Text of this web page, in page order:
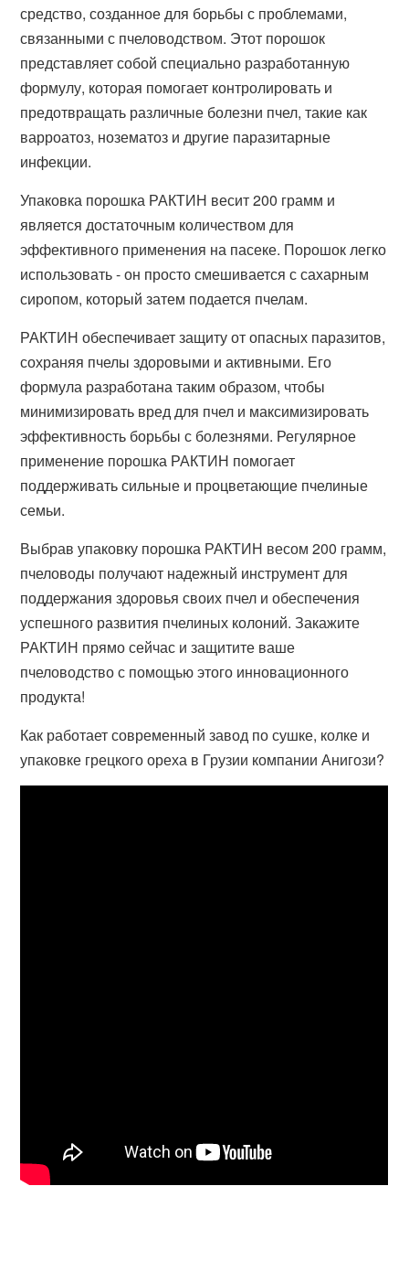
средство, созданное для борьбы с проблемами,
связанными с пчеловодством. Этот порошок
представляет собой специально разработанную
формулу, которая помогает контролировать и
предотвращать различные болезни пчел, такие как
варроатоз, нозематоз и другие паразитарные
инфекции.
Упаковка порошка РАКТИН весит 200 грамм и
является достаточным количеством для
эффективного применения на пасеке. Порошок легко
использовать - он просто смешивается с сахарным
сиропом, который затем подается пчелам.
РАКТИН обеспечивает защиту от опасных паразитов,
сохраняя пчелы здоровыми и активными. Его
формула разработана таким образом, чтобы
минимизировать вред для пчел и максимизировать
эффективность борьбы с болезнями. Регулярное
применение порошка РАКТИН помогает
поддерживать сильные и процветающие пчелиные
семьи.
Выбрав упаковку порошка РАКТИН весом 200 грамм,
пчеловоды получают надежный инструмент для
поддержания здоровья своих пчел и обеспечения
успешного развития пчелиных колоний. Закажите
РАКТИН прямо сейчас и защитите ваше
пчеловодство с помощью этого инновационного
продукта!
Как работает современный завод по сушке, колке и
упаковке грецкого ореха в Грузии компании Анигози?